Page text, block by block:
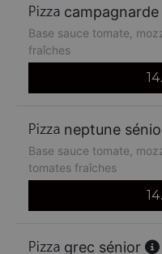
Base sauce tomate,
fraîches
neptune
Base sauce tomate,
tomates fraîches
grec sénior